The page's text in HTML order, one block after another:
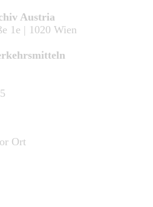
Austria
1e | 1020 Wien
Ort